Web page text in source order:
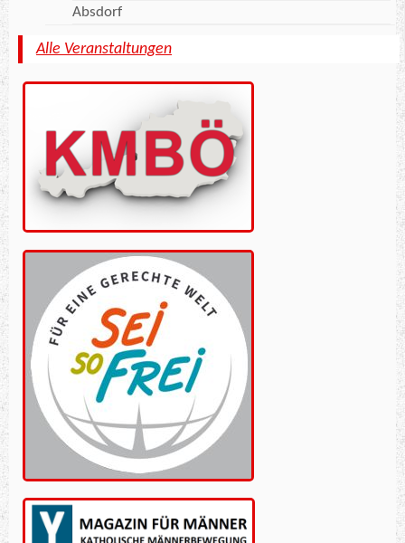
Absdorf
Alle Veranstaltungen